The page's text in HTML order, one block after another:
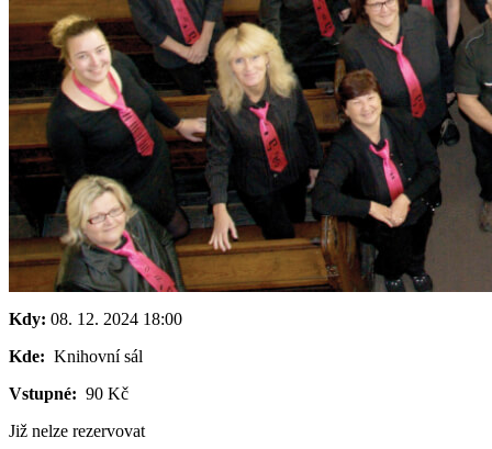
Kdy: 08. 12. 2024 18:00
Kde: Knihovní sál
Vstupné: 90 Kč
Již nelze rezervovat